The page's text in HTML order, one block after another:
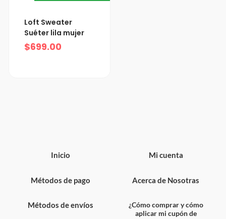
Loft Sweater
Suéter lila mujer
$699.00
Inicio
Métodos de pago
Métodos de envíos
Mi cuenta
Acerca de Nosotras
¿Cómo comprar y cómo
aplicar mi cupón de